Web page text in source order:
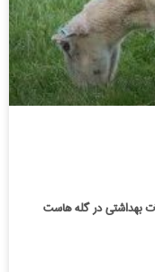
بهداشتی در گله‌ هاست